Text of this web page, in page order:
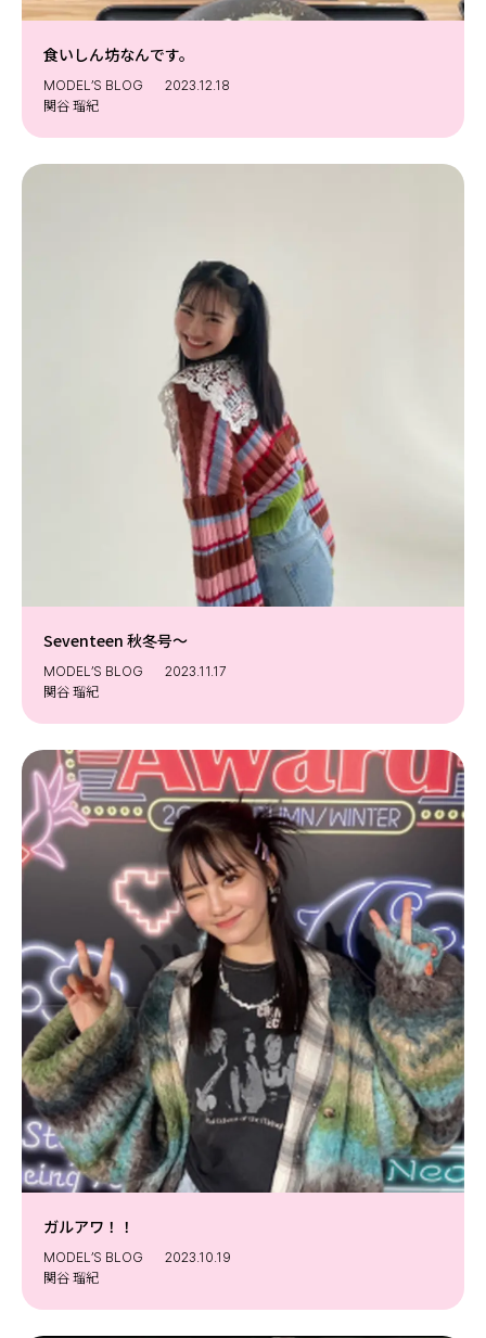
食いしん坊なんです。 ⁡
MODEL’S BLOG
2023.12.18
関谷 瑠紀
Seventeen 秋冬号〜
MODEL’S BLOG
2023.11.17
関谷 瑠紀
ガルアワ！！
MODEL’S BLOG
2023.10.19
関谷 瑠紀